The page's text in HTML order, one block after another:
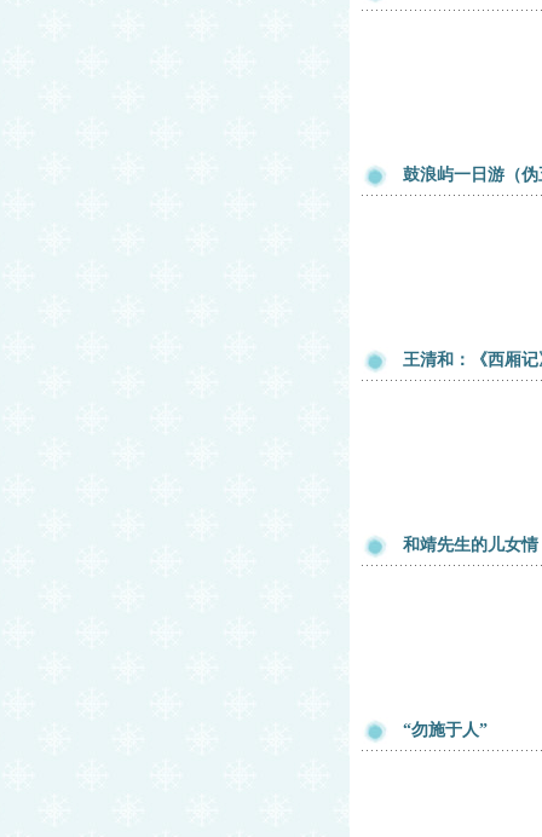
鼓浪屿一日游（
王清和：《西厢
和靖先生的儿女情
“勿施于人”